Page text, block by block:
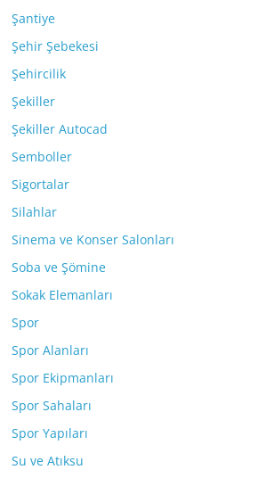
Şantiye
Şehir Şebekesi
Şehircilik
Şekiller
Şekiller Autocad
Semboller
Sigortalar
Silahlar
Sinema ve Konser Salonları
Soba ve Şömine
Sokak Elemanları
Spor
Spor Alanları
Spor Ekipmanları
Spor Sahaları
Spor Yapıları
Su ve Atıksu